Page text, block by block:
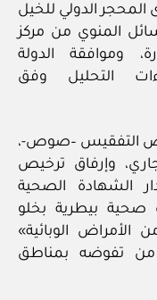
الدولي للخيل
المنوي من مركز
وموافقة الدولة
التحليل وفق
التفقيس –صوص-،
وإرفاق ترخيص
الشهادة الصحية
صحية بيطرية بخلو
الأمراض الوبائية»
من تفوضه بمناطق